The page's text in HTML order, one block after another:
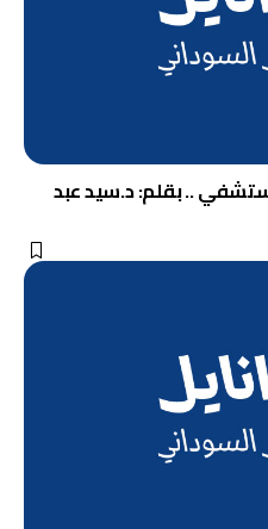
.. بقلم: د.سيد عبد